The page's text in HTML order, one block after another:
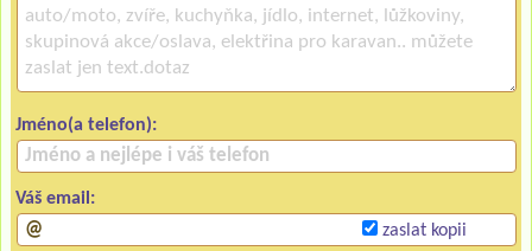
Jméno(a telefon):
Váš email:
zaslat kopii